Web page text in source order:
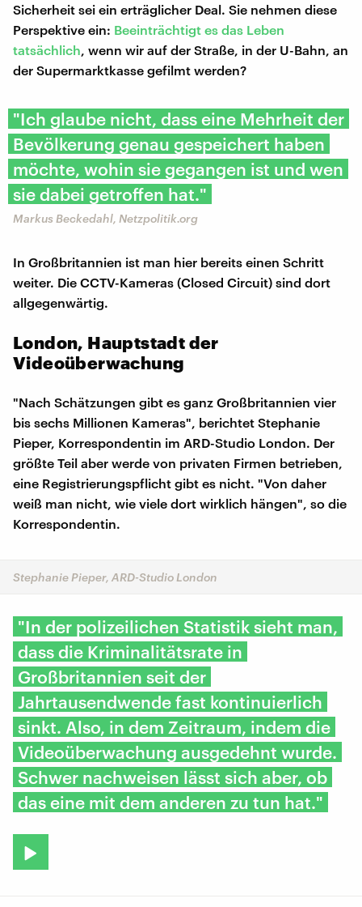
Sicherheit sei ein erträglicher Deal. Sie nehmen diese
Perspektive ein: Beeinträchtigt es das Leben
tatsächlich , wenn wir auf der Straße, in der U-Bahn, an
der Supermarktkasse gefilmt werden?
"Ich glaube nicht, dass eine Mehrheit der
Bevölkerung genau gespeichert haben
möchte, wohin sie gegangen ist und wen
sie dabei getroffen hat."
Markus Beckedahl, Netzpolitik.org
In Großbritannien ist man hier bereits einen Schritt
weiter. Die CCTV-Kameras (Closed Circuit) sind dort
allgegenwärtig.
London, Hauptstadt der
Videoüberwachung
"Nach Schätzungen gibt es ganz Großbritannien vier
bis sechs Millionen Kameras", berichtet Stephanie
Pieper, Korrespondentin im ARD-Studio London. Der
größte Teil aber werde von privaten Firmen betrieben,
eine Registrierungspflicht gibt es nicht. "Von daher
weiß man nicht, wie viele dort wirklich hängen", so die
Korrespondentin.
Stephanie Pieper, ARD-Studio London
"In der polizeilichen Statistik sieht man,
dass die Kriminalitätsrate in
Großbritannien seit der
Jahrtausendwende fast kontinuierlich
sinkt. Also, in dem Zeitraum, indem die
Videoüberwachung ausgedehnt wurde.
Schwer nachweisen lässt sich aber, ob
das eine mit dem anderen zu tun hat."